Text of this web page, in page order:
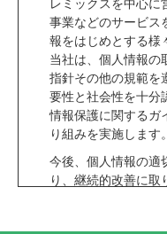
レミックスを中心に
事業などのサービス
報をはじめとする様
当社は、個人情報の
指針その他の規範を
要性と社会性を十分
情報保護に関するガ
り組みを実施します。
今後、個人情報の適
り、継続的改善に取